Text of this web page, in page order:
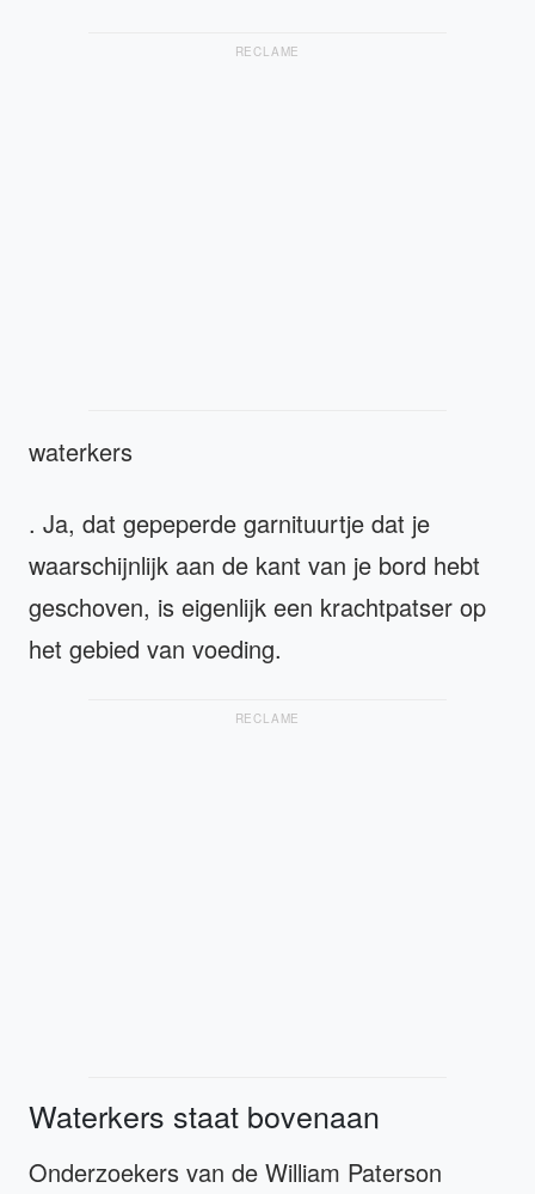
RECLAME
waterkers
. Ja, dat gepeperde garnituurtje dat je
waarschijnlijk aan de kant van je bord hebt
geschoven, is eigenlijk een krachtpatser op
het gebied van voeding.
RECLAME
Waterkers staat bovenaan
Onderzoekers van de William Paterson